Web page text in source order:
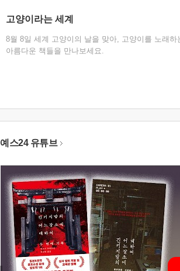
고양이라는 세계
8월 8일 세계 고양이의 날을 맞아, 고양이를 노래하
아름다운 책들을 만나보세요.
예스24 유튜브